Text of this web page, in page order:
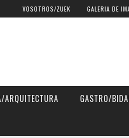
VOSOTROS/ZUEK GALERIA DE
ARQUITECTURA GASTRO/